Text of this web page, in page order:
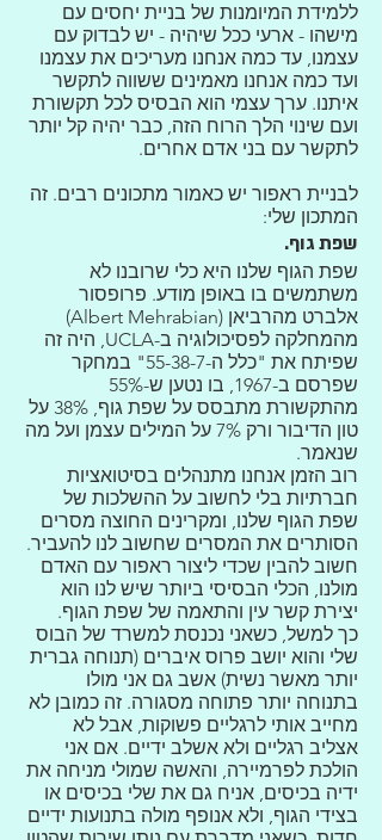
ללמידת המיומנות של בניית יחסים עם
מישהו - ארעי ככל שיהיה - יש לבדוק עם
עצמנו, עד כמה אנחנו מעריכים את עצמנו
ועד כמה אנחנו מאמינים ששווה לתקשר
איתנו. ערך עצמי הוא הבסיס לכל תקשורת
ועם שינוי הלך הרוח הזה, כבר יהיה קל יותר
לתקשר עם בני אדם אחרים.
לבניית ראפור יש כאמור מתכונים רבים. זה
המתכון שלי:
שפת גוף.
שפת הגוף שלנו היא כלי שרובנו לא
משתמשים בו באופן מודע. פרופסור
אלברט מהרביאן (Albert Mehrabian)
מהמחלקה לפסיכולוגיה ב-UCLA, היה זה
שפיתח את "כלל ה-55-38-7" במחקר
שפרסם ב-1967, בו נטען ש-55%
מהתקשורת מתבסס על שפת גוף, 38% על
טון הדיבור ורק 7% על המילים עצמן ועל מה
שנאמר.
רוב הזמן אנחנו מתנהלים בסיטואציות
חברתיות בלי לחשוב על ההשלכות של
שפת הגוף שלנו, ומקרינים החוצה מסרים
הסותרים את המסרים שחשוב לנו להעביר.
חשוב להבין שכדי ליצור ראפור עם האדם
מולנו, הכלי הבסיסי ביותר שיש לנו הוא
יצירת קשר עין והתאמה של שפת הגוף.
כך למשל, כשאני נכנסת למשרד של הבוס
שלי והוא יושב פרוס איברים (תנוחה גברית
יותר מאשר נשית) אשב גם אני מולו
בתנוחה יותר פתוחה מסגורה. זה כמובן לא
מחייב אותי לרגליים פשוקות, אבל לא
אצליב רגליים ולא אשלב ידיים. אם אני
הולכת לפרמיירה, והאשה שמולי מניחה את
ידיה בכיסים, אניח גם את שלי בכיסים או
בצידי הגוף, ולא אנופף מולה בתנועות ידיים